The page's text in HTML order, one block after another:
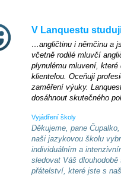
V Lanquestu
…angličtinu i němčinu a
včetně rodilé mluvčí
plynulému mluvení,
klientelou. Oceňuji
zaměření výuky.
dosáhnout skutečného
Vyjádření školy
Děkujeme, pane
naši jazykovou školu
individuálním a
sledovat Váš
přátelství, které jste s